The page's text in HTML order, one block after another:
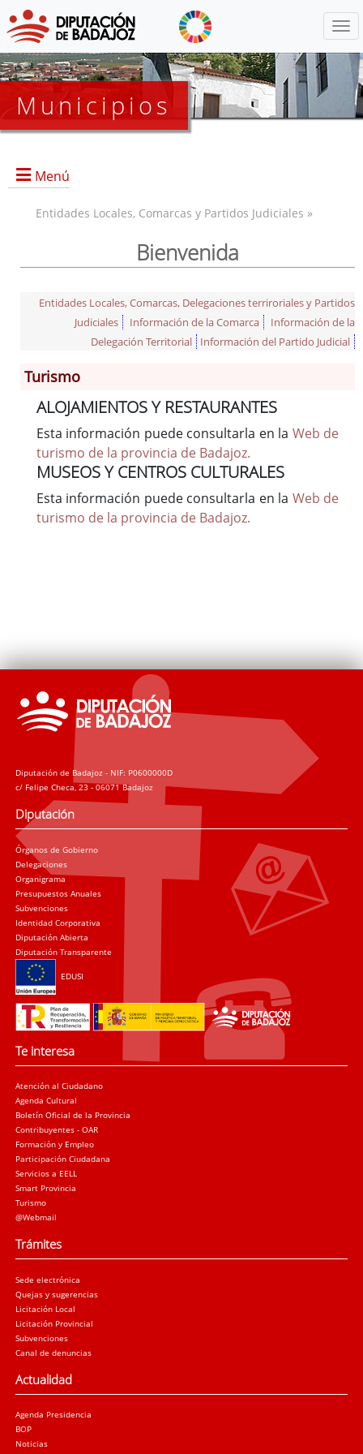
Municipios
Menú
Información General
Historia
Monumentos
Gastronomía
Fiestas
Turismo
Entidades Locales, Comarcas y Partidos Judiciales »
Bienvenida
Entidades Locales, Comarcas, Delegaciones terriroriales y Partidos
Judiciales
Información de la Comarca
Información de la
Delegación Territorial
Información del Partido Judicial
Turismo
ALOJAMIENTOS Y RESTAURANTES
Esta información puede consultarla en la Web de
turismo de la provincia de Badajoz.
MUSEOS Y CENTROS CULTURALES
Esta información puede consultarla en la Web de
turismo de la provincia de Badajoz.
Diputación de Badajoz - NIF: P0600000D
c/ Felipe Checa, 23 - 06071 Badajoz
Diputación
Órganos de Gobierno
Delegaciones
Organigrama
Presupuestos Anuales
Subvenciones
Identidad Corporativa
Diputación Abierta
Diputación Transparente
EDUSI
Te interesa
Atención al Ciudadano
Agenda Cultural
Boletín Oficial de la Provincia
Contribuyentes - OAR
Formación y Empleo
Participación Ciudadana
Servicios a EELL
Smart Provincia
Turismo
@Webmail
Trámites
Sede electrónica
Quejas y sugerencias
Licitación Local
Licitación Provincial
Subvenciones
Canal de denuncias
Actualidad
Agenda Presidencia
BOP
Noticias